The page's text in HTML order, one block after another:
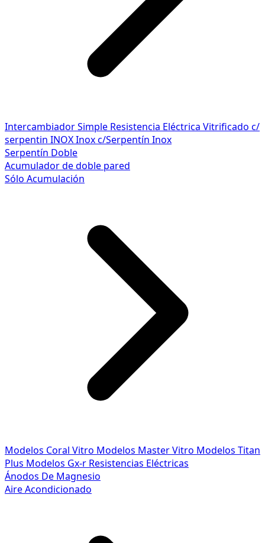
Intercambiador Simple Resistencia Eléctrica Vitrificado c/
serpentin INOXInox c/Serpentín Inox
Serpentín Doble
Acumulador de doble pared
Sólo Acumulación
Modelos Coral Vitro Modelos Master Vitro Modelos Titan
Plus Modelos Gx-r Resistencias Eléctricas
Ánodos De Magnesio
Aire Acondicionado